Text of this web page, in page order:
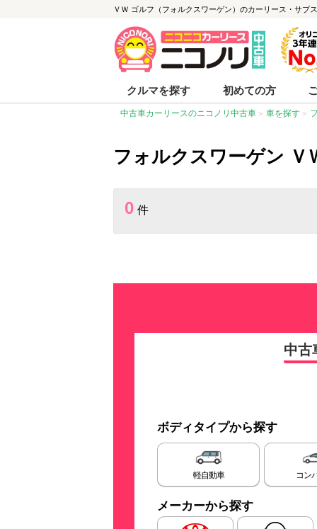
ＶＷ ゴルフ（フォルクスワーゲン）のカーリース・サブ
クルマを探す 初めての方
中古車カーリースのニコノリ中古車 車を探す
フォルクスワーゲン Ｖ
0 件
中古
ボディタイプから探す
軽自動車 コン
メーカーから探す